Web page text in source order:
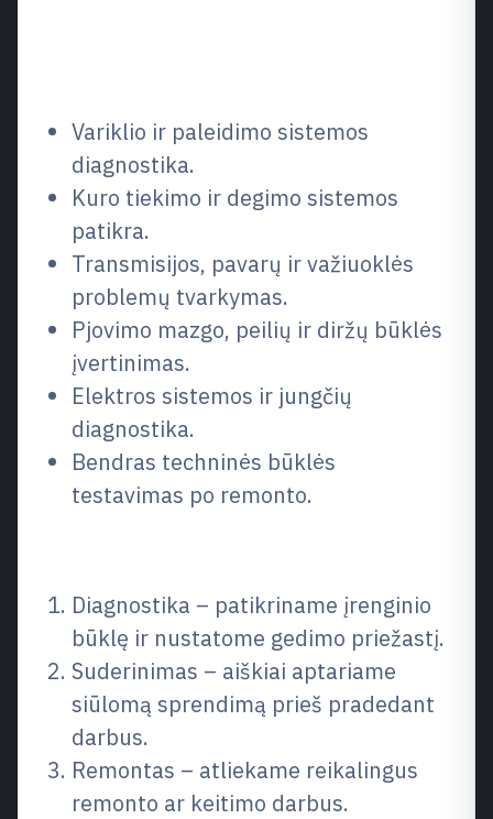
Variklio ir paleidimo sistemos
diagnostika.
Kuro tiekimo ir degimo sistemos
patikra.
Transmisijos, pavarų ir važiuoklės
problemų tvarkymas.
Pjovimo mazgo, peilių ir diržų būklės
įvertinimas.
Elektros sistemos ir jungčių
diagnostika.
Bendras techninės būklės
testavimas po remonto.
Diagnostika – patikriname įrenginio
būklę ir nustatome gedimo priežastį.
Suderinimas – aiškiai aptariame
siūlomą sprendimą prieš pradedant
darbus.
Remontas – atliekame reikalingus
remonto ar keitimo darbus.